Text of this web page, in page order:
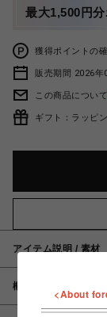
最大1,500円
獲得ポイントの
販売期間 2026
この商品について
ギフト：ラッピ
アイテム説明 / 素材
概要
<About